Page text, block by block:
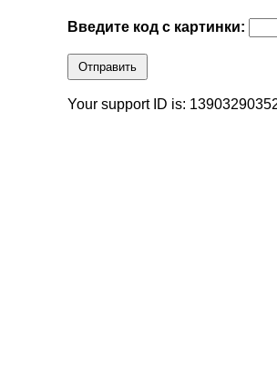
Введите код с картинки:
Отправить
Your support ID is: